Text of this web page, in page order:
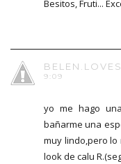
Besitos, Fruti...
9:09
yo me hago
bañarme una
muy lindo,pero
look de calu